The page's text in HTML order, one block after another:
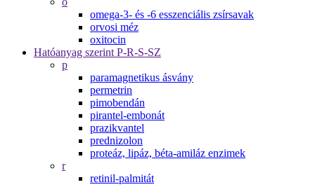
omega-3- és -6 esszenciális zsírsavak
orvosi méz
oxitocin
Hatóanyag szerint P-R-S-SZ
p
paramagnetikus ásvány
permetrin
pimobendán
pirantel-embonát
prazikvantel
prednizolon
proteáz, lipáz, béta-amiláz enzimek
r
retinil-palmitát